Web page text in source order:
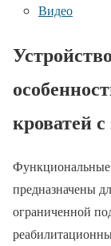
Видео
кроватей
Функциональные
предназначены
ограниченной